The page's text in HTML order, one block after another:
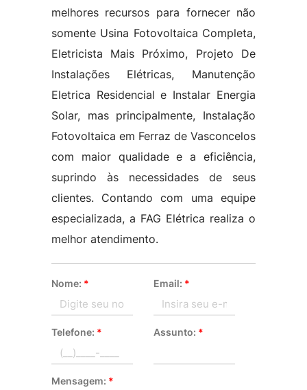
melhores recursos para fornecer não
somente Usina Fotovoltaica Completa,
Eletricista Mais Próximo, Projeto De
Instalações Elétricas, Manutenção
Eletrica Residencial e Instalar Energia
Solar, mas principalmente, Instalação
Fotovoltaica em Ferraz de Vasconcelos
com maior qualidade e a eficiência,
suprindo às necessidades de seus
clientes. Contando com uma equipe
especializada, a FAG Elétrica realiza o
melhor atendimento.
Nome: * Email: *
Telefone: * Assunto: *
Mensagem: *